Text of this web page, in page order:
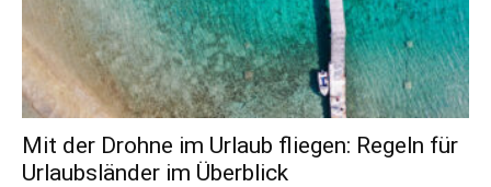
Mit der Drohne im Urlaub fliegen: Regeln für
Urlaubsländer im Überblick